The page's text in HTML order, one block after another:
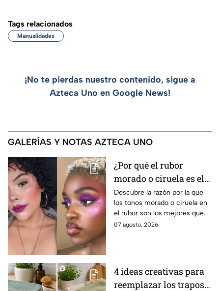
Tags relacionados
Manualidades
¡No te pierdas nuestro contenido, sigue a
Azteca Uno en Google News!
GALERÍAS Y NOTAS AZTECA UNO
¿Por qué el rubor
morado o ciruela es el
mejor secreto para
iluminar las pieles
morenas?
Descubre la razón por la que
los tonos morado o ciruela en
el rubor son los mejores que
puedes elegir si tienes la piel
07 agosto, 2026
4 ideas creativas para
reemplazar los trapos